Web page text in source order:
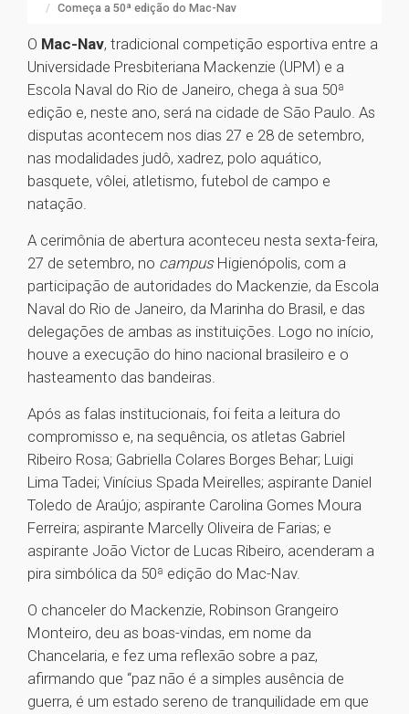
Começa a 50ª edição do Mac-Nav
O Mac-Nav, tradicional competição esportiva entre a
Universidade Presbiteriana Mackenzie (UPM) e a
Escola Naval do Rio de Janeiro, chega à sua 50ª
edição e, neste ano, será na cidade de São Paulo. As
disputas acontecem nos dias 27 e 28 de setembro,
nas modalidades judô, xadrez, polo aquático,
basquete, vôlei, atletismo, futebol de campo e
natação.
A cerimônia de abertura aconteceu nesta sexta-feira,
27 de setembro, no campus Higienópolis, com a
participação de autoridades do Mackenzie, da Escola
Naval do Rio de Janeiro, da Marinha do Brasil, e das
delegações de ambas as instituições. Logo no início,
houve a execução do hino nacional brasileiro e o
hasteamento das bandeiras.
Após as falas institucionais, foi feita a leitura do
compromisso e, na sequência, os atletas Gabriel
Ribeiro Rosa; Gabriella Colares Borges Behar; Luigi
Lima Tadei; Vinícius Spada Meirelles; aspirante Daniel
Toledo de Araújo; aspirante Carolina Gomes Moura
Ferreira; aspirante Marcelly Oliveira de Farias; e
aspirante João Victor de Lucas Ribeiro, acenderam a
pira simbólica da 50ª edição do Mac-Nav.
O chanceler do Mackenzie, Robinson Grangeiro
Monteiro, deu as boas-vindas, em nome da
Chancelaria, e fez uma reflexão sobre a paz,
afirmando que “paz não é a simples ausência de
guerra, é um estado sereno de tranquilidade em que